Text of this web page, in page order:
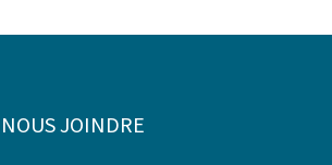
NOUS JOINDRE